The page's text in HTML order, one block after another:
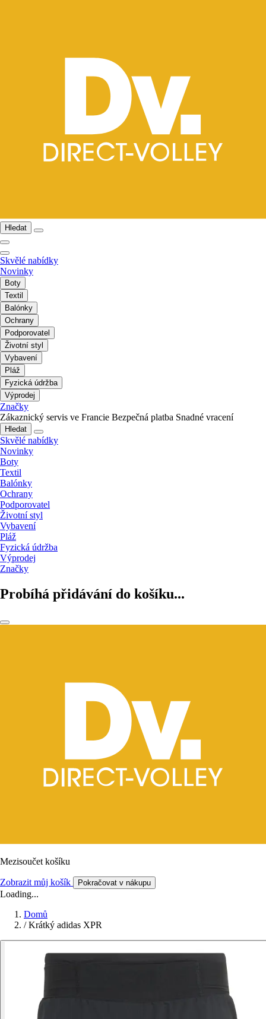
Hledat
Skvělé nabídky
Novinky
Boty
Textil
Balónky
Ochrany
Podporovatel
Životní styl
Vybavení
Pláž
Fyzická údržba
Výprodej
Značky
Zákaznický servis ve Francie Bezpečná platba Snadné vracení
Hledat
Skvělé nabídky
Novinky
Boty
Textil
Balónky
Ochrany
Podporovatel
Životní styl
Vybavení
Pláž
Fyzická údržba
Výprodej
Značky
Probíhá přidávání do košíku...
Mezisoučet košíku
Zobrazit můj košík Pokračovat v nákupu
Loading...
Domů
/ Krátký adidas XPR